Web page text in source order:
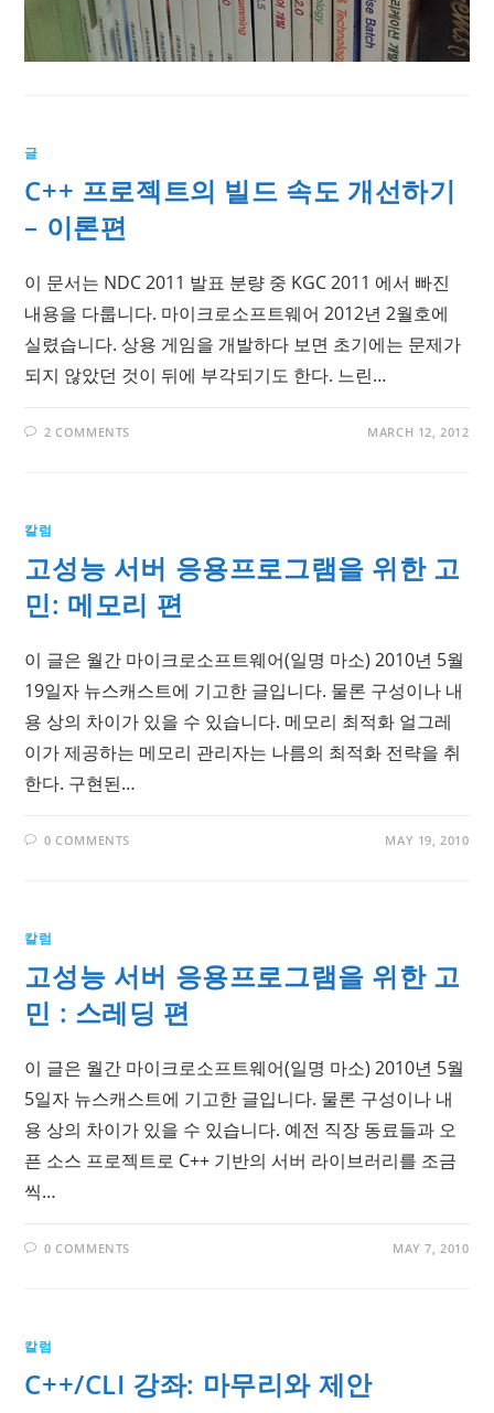
글
C++ 프로젝트의 빌드 속도 개선하기
– 이론편
이 문서는 NDC 2011 발표 분량 중 KGC 2011 에서 빠진
내용을 다룹니다. 마이크로소프트웨어 2012년 2월호에
실렸습니다. 상용 게임을 개발하다 보면 초기에는 문제가
되지 않았던 것이 뒤에 부각되기도 한다. 느린…
2 COMMENTS MARCH 12, 2012
칼럼
고성능 서버 응용프로그램을 위한 고
민: 메모리 편
이 글은 월간 마이크로소프트웨어(일명 마소) 2010년 5월
19일자 뉴스캐스트에 기고한 글입니다. 물론 구성이나 내
용 상의 차이가 있을 수 있습니다. 메모리 최적화 얼그레
이가 제공하는 메모리 관리자는 나름의 최적화 전략을 취
한다. 구현된…
0 COMMENTS MAY 19, 2010
칼럼
고성능 서버 응용프로그램을 위한 고
민 : 스레딩 편
이 글은 월간 마이크로소프트웨어(일명 마소) 2010년 5월
5일자 뉴스캐스트에 기고한 글입니다. 물론 구성이나 내
용 상의 차이가 있을 수 있습니다. 예전 직장 동료들과 오
픈 소스 프로젝트로 C++ 기반의 서버 라이브러리를 조금
씩…
0 COMMENTS MAY 7, 2010
칼럼
C++/CLI 강좌: 마무리와 제안